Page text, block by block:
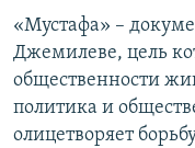
«Мустафа» –
Джемилеве, цель
общественности
политика и
олицетворяет